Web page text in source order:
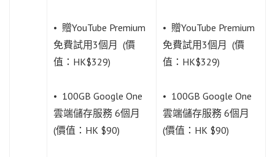
• 贈YouTube Premium
免費試用3個月 (價
值：HK$329)
• 100GB Google One
雲端儲存服務 6個月
(價值：HK $90)
• 贈YouTube Premium
免費試用3個月 (價
值：HK$329)
• 100GB Google One
雲端儲存服務 6個月
(價值：HK $90)